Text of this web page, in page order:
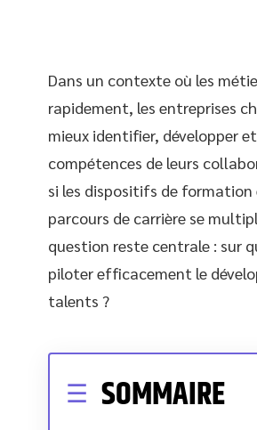
Dans un contexte où les
rapidement, les entreprises
mieux identifier, développer
compétences de leurs
si les dispositifs de formation
parcours de carrière se
question reste centrale : sur
piloter efficacement le
talents ?
SOMMAIRE